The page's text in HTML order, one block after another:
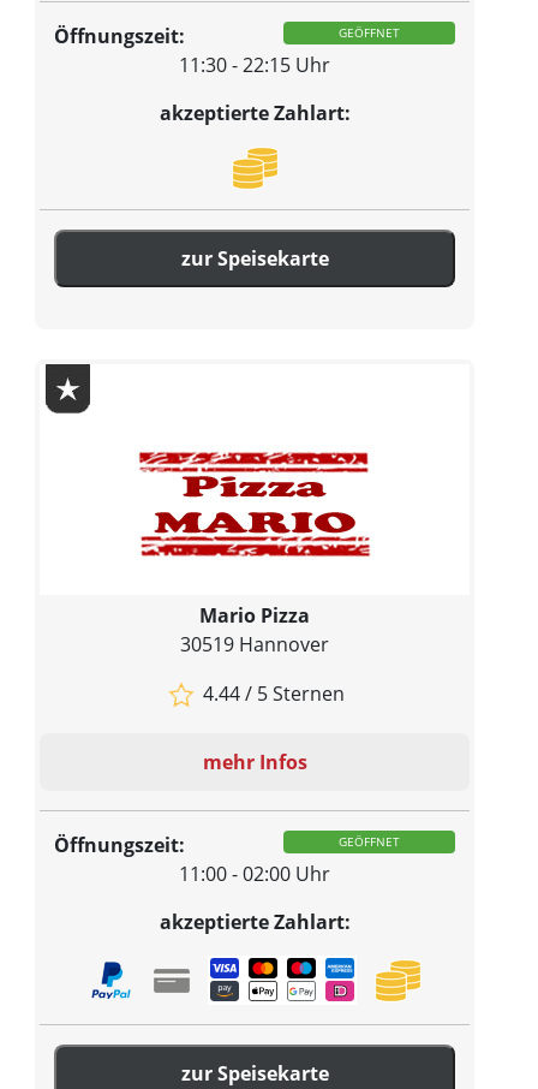
Öffnungszeit: GEÖFFNET
11:30 - 22:15 Uhr
akzeptierte Zahlart:
zur Speisekarte
Mario Pizza
30519 Hannover
4.44 / 5 Sternen
mehr Infos
Öffnungszeit: GEÖFFNET
11:00 - 02:00 Uhr
akzeptierte Zahlart:
zur Speisekarte